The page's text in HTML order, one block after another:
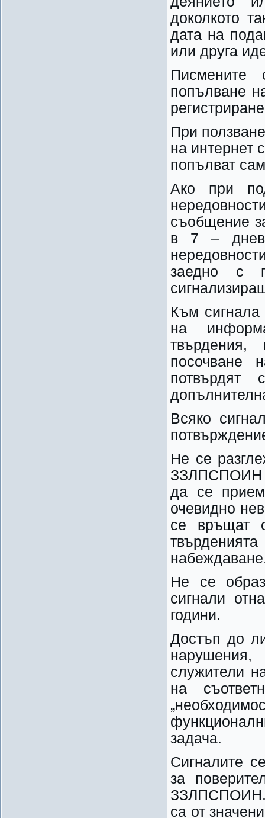
доколкото
дата на
или друга
Писмените
попълване
При
на интернет
попълват
Ако при
съобщение
в 7 –
заедно с
Към сигнала
на
посочване
потвърдят
Всяко
Не се
ЗЗЛПСПОИН
да се
очевидно
се връщат
Не се
сигнали
години.
Достъп до
нарушения,
служители
на
задача.
Сигналите
за
ЗЗЛПСПОИН.
са от